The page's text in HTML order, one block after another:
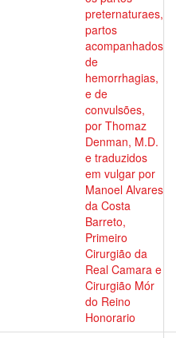
preternaturaes,
partos
acompanhados
de
hemorrhagias,
e de
convulsões,
por Thomaz
Denman, M.D.
e traduzidos
em vulgar por
Manoel Alvares
da Costa
Barreto,
Primeiro
Cirurgião da
Real Camara e
Cirurgião Mór
do Reino
Honorario